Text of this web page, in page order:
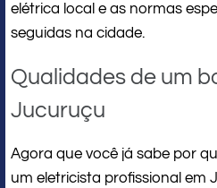
elétrica local e as normas
seguidas na cidade.
Qualidades de um
Jucuruçu
Agora que você já sabe por
um eletricista profissional em